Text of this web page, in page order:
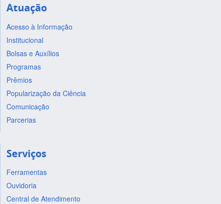
Atuação
Acesso à Informação
Institucional
Bolsas e Auxílios
Programas
Prêmios
Popularização da Ciência
Comunicação
Parcerias
Serviços
Ferramentas
Ouvidoria
Central de Atendimento